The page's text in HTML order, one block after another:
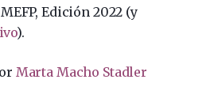
Edición 2022 (y
).
Marta Macho Stadler